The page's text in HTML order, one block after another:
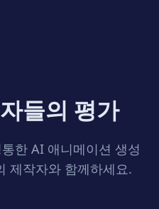
들의 평가
한 AI 애니메이션 생성
제작자와 함께하세요.